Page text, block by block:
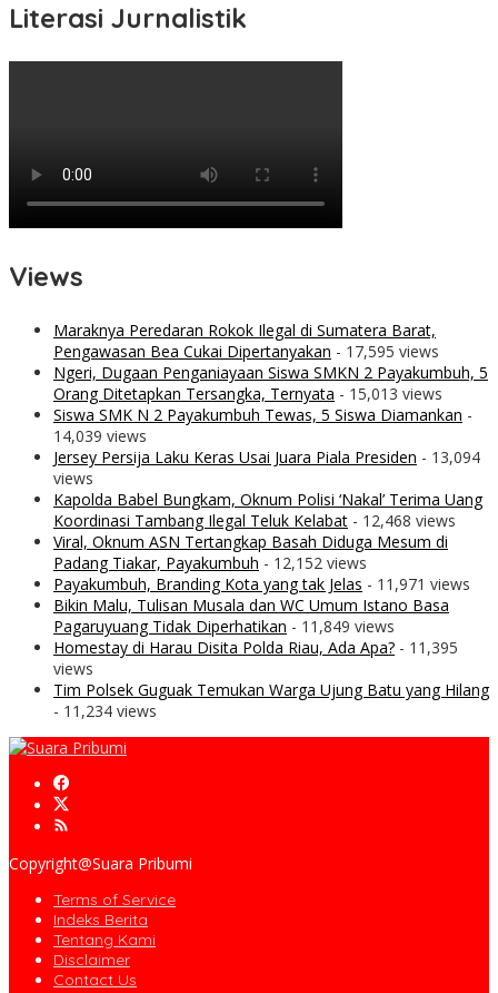
Literasi Jurnalistik
Views
Maraknya Peredaran Rokok Ilegal di Sumatera Barat,
Pengawasan Bea Cukai Dipertanyakan - 17,595 views
Ngeri, Dugaan Penganiayaan Siswa SMKN 2 Payakumbuh, 5
Orang Ditetapkan Tersangka, Ternyata - 15,013 views
Siswa SMK N 2 Payakumbuh Tewas, 5 Siswa Diamankan -
14,039 views
Jersey Persija Laku Keras Usai Juara Piala Presiden - 13,094
views
Kapolda Babel Bungkam, Oknum Polisi ‘Nakal’ Terima Uang
Koordinasi Tambang Ilegal Teluk Kelabat - 12,468 views
Viral, Oknum ASN Tertangkap Basah Diduga Mesum di
Padang Tiakar, Payakumbuh - 12,152 views
Payakumbuh, Branding Kota yang tak Jelas - 11,971 views
Bikin Malu, Tulisan Musala dan WC Umum Istano Basa
Pagaruyuang Tidak Diperhatikan - 11,849 views
Homestay di Harau Disita Polda Riau, Ada Apa? - 11,395
views
Tim Polsek Guguak Temukan Warga Ujung Batu yang Hilang
- 11,234 views
Copyright@Suara Pribumi
Terms of Service
Indeks Berita
Tentang Kami
Disclaimer
Contact Us